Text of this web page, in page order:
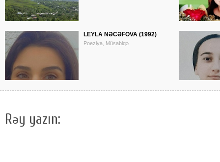
LEYLA NƏCƏFOVA (1992)
Poeziya, Müsabiqə
Rəy yazın: